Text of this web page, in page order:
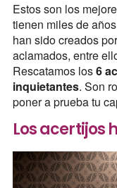
Estos son los
tienen miles de
han sido creados
aclamados, entre
Rescatamos los6
inquietantes. Son
poner a prueba tu
Los acertijos